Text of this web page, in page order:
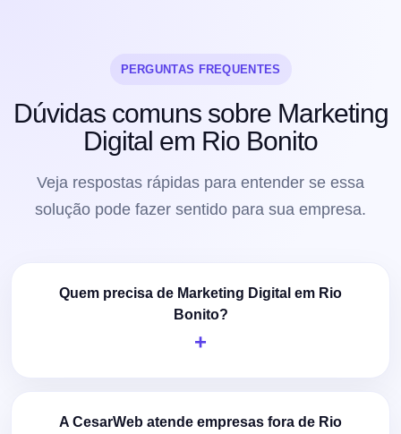
PERGUNTAS FREQUENTES
Dúvidas comuns sobre Marketing
Digital em Rio Bonito
Veja respostas rápidas para entender se essa
solução pode fazer sentido para sua empresa.
Quem precisa de Marketing Digital em Rio
Bonito?
A CesarWeb atende empresas fora de Rio